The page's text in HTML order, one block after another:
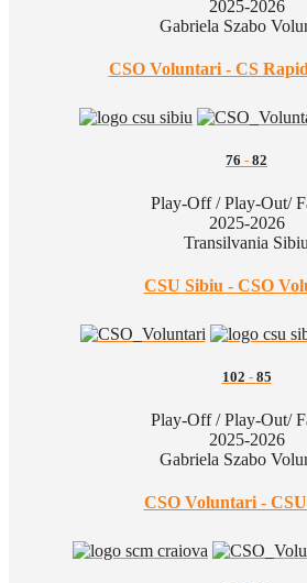
2025-2026
Gabriela Szabo
CSO Voluntari - CS
76 - 82
Play-Off / Play-Out/
2025-2026
Transilvania Sibiu
CSU Sibiu - CSO
102 - 85
Play-Off / Play-Out/
2025-2026
Gabriela Szabo
CSO Voluntari -